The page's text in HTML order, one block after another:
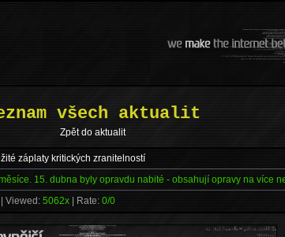
všech aktualit
Zpět do aktualit
záplaty kritických zranitelností
15. dubna byly opravdu nabité - obsahují opravy na více
| Viewed:5062x | Rate:0/0